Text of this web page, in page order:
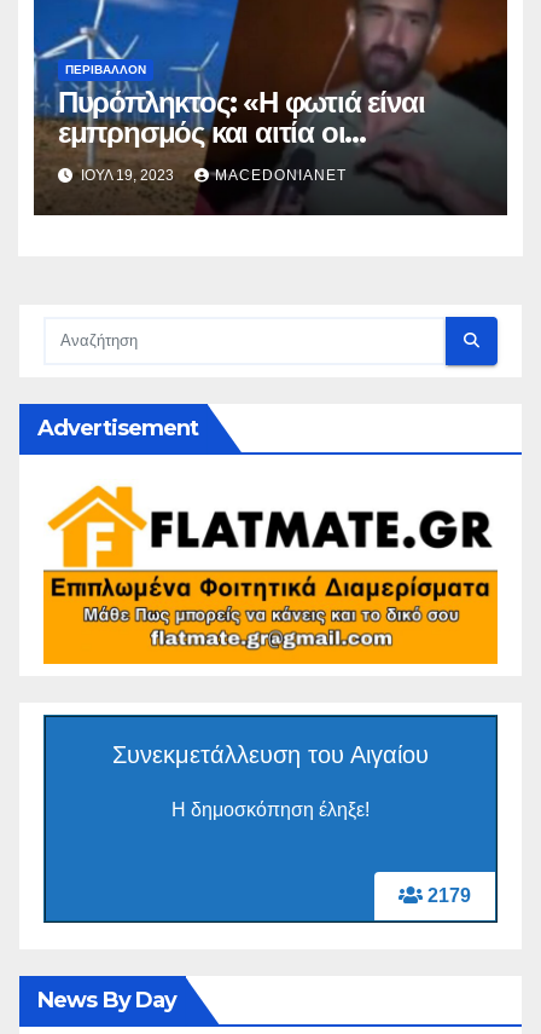
ΠΕΡΙΒΆΛΛΟΝ
Πυρόπληκτος: «Η φωτιά είναι
εμπρησμός και αιτία οι
ανεμογεννήτριες!! »
ΙΟΎΛ 19, 2023 MACEDONIANET
Advertisement
2179
Συνεκμετάλλευση του Αιγαίου
Η δημοσκόπηση έληξε!
News By Day